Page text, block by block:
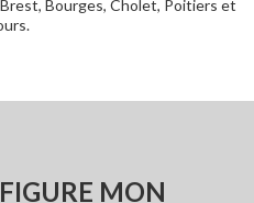
Bourges, Cholet, Poitiers et
MON